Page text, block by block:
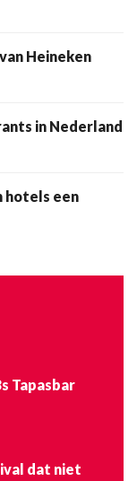
Heineken
in Nederland
hotels een
Tapasbar
dat niet